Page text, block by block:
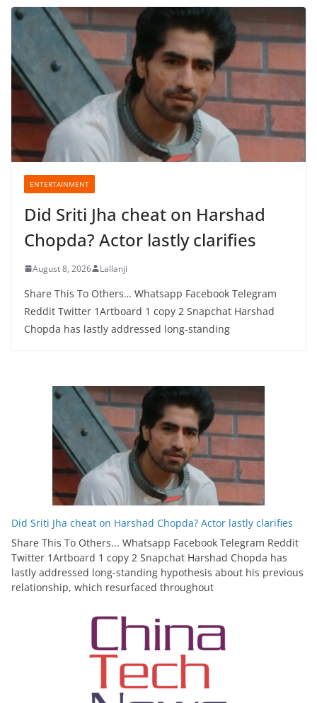
ENTERTAINMENT
Did Sriti Jha cheat on Harshad
Chopda? Actor lastly clarifies
August 8, 2026 Lallanji
Share This To Others… Whatsapp Facebook Telegram
Reddit Twitter 1Artboard 1 copy 2 Snapchat Harshad
Chopda has lastly addressed long-standing
Did Sriti Jha cheat on Harshad Chopda? Actor lastly clarifies
Share This To Others... Whatsapp Facebook Telegram Reddit
Twitter 1Artboard 1 copy 2 Snapchat Harshad Chopda has
lastly addressed long-standing hypothesis about his previous
relationship, which resurfaced throughout